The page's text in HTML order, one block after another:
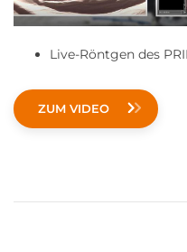
Live-Röntgen des
ZUM VIDEO